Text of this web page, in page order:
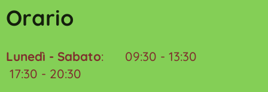
Orario
Lunedì - Sabato: 09:30 - 13:30
17:30 - 20:30